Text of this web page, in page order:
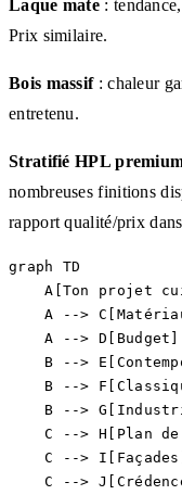
Laque mate :
Prix similaire.
Bois massif: chaleur
entretenu.
Stratifié HPL
nombreuses finitions
rapport qualité/prix
graph TD
A[Ton projet
A -->
A -->
B -->
B -->
B -->
C --> H[Plan
C -->
C -->